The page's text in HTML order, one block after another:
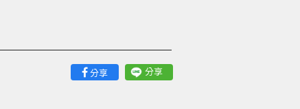
分享 分享